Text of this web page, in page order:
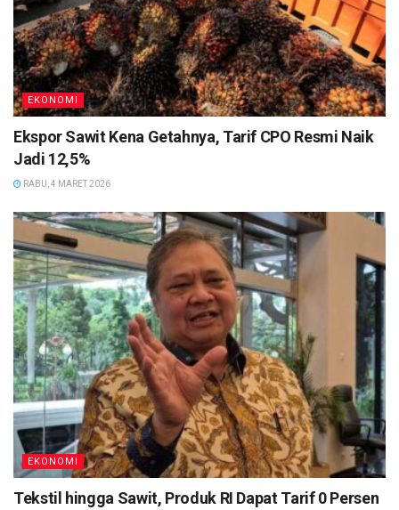
EKONOMI
Ekspor Sawit Kena Getahnya, Tarif CPO Resmi Naik
Jadi 12,5%
RABU, 4 MARET 2026
EKONOMI
Tekstil hingga Sawit, Produk RI Dapat Tarif 0 Persen